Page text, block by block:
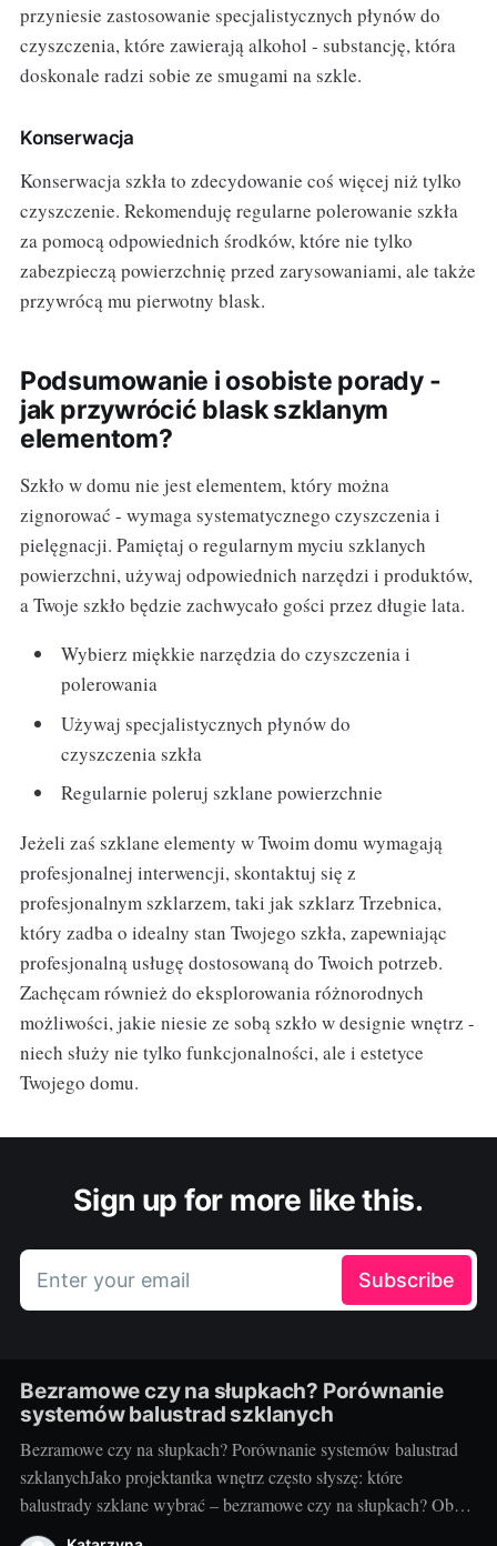
przyniesie zastosowanie specjalistycznych płynów do
czyszczenia, które zawierają alkohol - substancję, która
doskonale radzi sobie ze smugami na szkle.
Konserwacja
Konserwacja szkła to zdecydowanie coś więcej niż tylko
czyszczenie. Rekomenduję regularne polerowanie szkła
za pomocą odpowiednich środków, które nie tylko
zabezpieczą powierzchnię przed zarysowaniami, ale także
przywrócą mu pierwotny blask.
Podsumowanie i osobiste porady -
jak przywrócić blask szklanym
elementom?
Szkło w domu nie jest elementem, który można
zignorować - wymaga systematycznego czyszczenia i
pielęgnacji. Pamiętaj o regularnym myciu szklanych
powierzchni, używaj odpowiednich narzędzi i produktów,
a Twoje szkło będzie zachwycało gości przez długie lata.
Wybierz miękkie narzędzia do czyszczenia i
polerowania
Używaj specjalistycznych płynów do
czyszczenia szkła
Regularnie poleruj szklane powierzchnie
Jeżeli zaś szklane elementy w Twoim domu wymagają
profesjonalnej interwencji, skontaktuj się z
profesjonalnym szklarzem, taki jak szklarz Trzebnica,
który zadba o idealny stan Twojego szkła, zapewniając
profesjonalną usługę dostosowaną do Twoich potrzeb.
Zachęcam również do eksplorowania różnorodnych
możliwości, jakie niesie ze sobą szkło w designie wnętrz -
niech służy nie tylko funkcjonalności, ale i estetyce
Twojego domu.
Sign up for more like this.
Enter your email Subscribe
Bezramowe czy na słupkach? Porównanie
systemów balustrad szklanych
Bezramowe czy na słupkach? Porównanie systemów balustrad
szklanychJako projektantka wnętrz często słyszę: które
balustrady szklane wybrać – bezramowe czy na słupkach? Oba
systemy potrafią wyglądać zjawiskowo i podnieść wartość